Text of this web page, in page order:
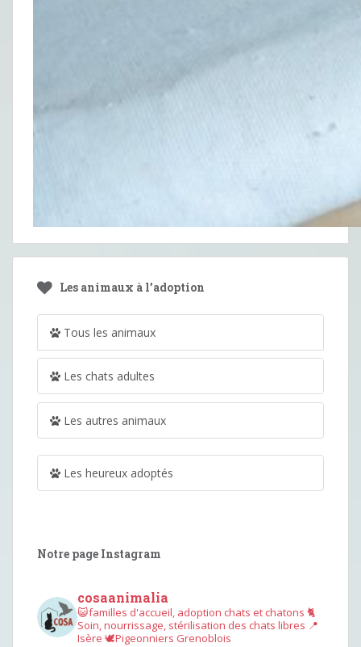
Les animaux à l’adoption
Tous les animaux
Les chats adultes
Les autres animaux
Les heureux adoptés
Notre page Instagram
cosaanimalia
😺familles d'accueil, adoption chats et chatons 🐈
Soin, nourrissage, stérilisation des chats libres 📍
Isère 🕊︎Pigeonniers Grenoblois